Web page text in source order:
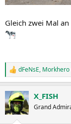
Gleich zwei Mal
R
e
k
t
i
dFeNsE, Morkhero
X_FISH
Grand